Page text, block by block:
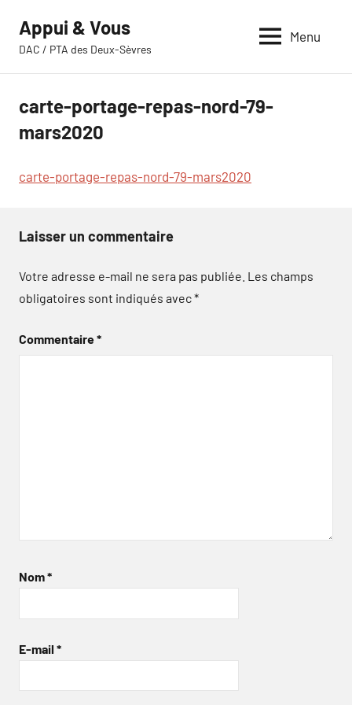
contenu
Appui & Vous
DAC / PTA des Deux-Sèvres
Menu
carte-portage-repas-nord-79-
mars2020
carte-portage-repas-nord-79-mars2020
Laisser un commentaire
Votre adresse e-mail ne sera pas publiée. Les champs
obligatoires sont indiqués avec*
Commentaire*
Nom*
E-mail *